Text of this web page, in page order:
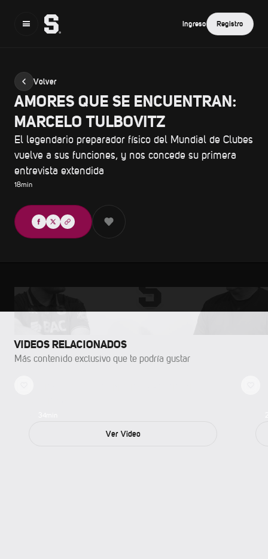
Ingreso Registro
Volver
AMORES QUE SE ENCUENTRAN:
MARCELO TULBOVITZ
El legendario preparador físico del Mundial de Clubes
vuelve a sus funciones, y nos concede su primera
entrevista extendida
18min
Compartir
VIDEOS RELACIONADOS
Más contenido exclusivo que te podría gustar
Ver Video